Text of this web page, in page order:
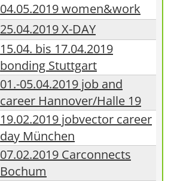
04.05.2019 women&work
25.04.2019 X-DAY
15.04. bis 17.04.2019
bonding Stuttgart
01.-05.04.2019 job and
career Hannover/Halle 19
19.02.2019 jobvector career
day München
07.02.2019 Carconnects
Bochum